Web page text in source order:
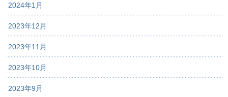
2024年1月
2023年12月
2023年11月
2023年10月
2023年9月